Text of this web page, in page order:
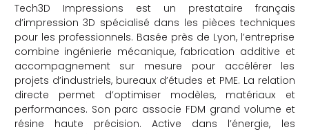
Tech3D Impressions est un prestataire français
d’impression 3D spécialisé dans les pièces techniques
pour les professionnels. Basée près de Lyon, l’entreprise
combine ingénierie mécanique, fabrication additive et
accompagnement sur mesure pour accélérer les
projets d’industriels, bureaux d’études et PME. La relation
directe permet d’optimiser modèles, matériaux et
performances. Son parc associe FDM grand volume et
résine haute précision. Active dans l’énergie, les